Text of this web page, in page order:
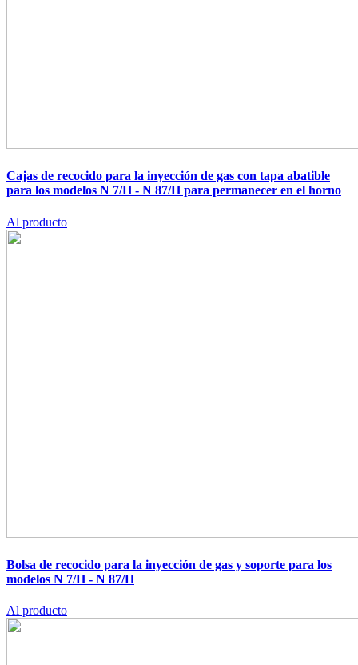
Cajas de recocido para la inyección de gas con tapa abatible
para los modelos N 7/H - N 87/H para permanecer en el horno
Al producto
Bolsa de recocido para la inyección de gas y soporte para los
modelos N 7/H - N 87/H
Al producto